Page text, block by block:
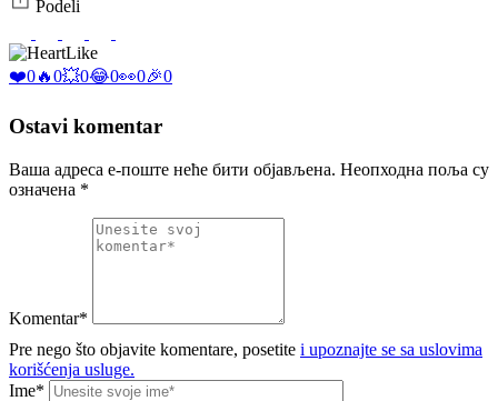
Podeli
Like
❤️0🔥0💥0😂0👀0🎉0
Ostavi komentar
Ваша адреса е-поште неће бити објављена. Неопходна поља су
означена *
Komentar*
Pre nego što objavite komentare, posetite i upoznajte se sa uslovima
korišćenja usluge.
Ime*